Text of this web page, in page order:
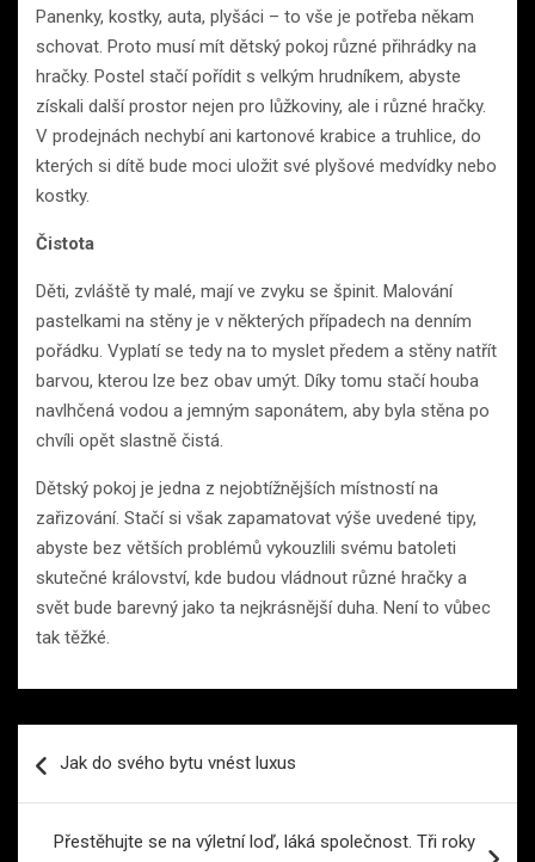
Panenky, kostky, auta, plyšáci – to vše je potřeba někam
schovat. Proto musí mít dětský pokoj různé přihrádky na
hračky. Postel stačí pořídit s velkým hrudníkem, abyste
získali další prostor nejen pro lůžkoviny, ale i různé hračky.
V prodejnách nechybí ani kartonové krabice a truhlice, do
kterých si dítě bude moci uložit své plyšové medvídky nebo
kostky.
Čistota
Děti, zvláště ty malé, mají ve zvyku se špinit. Malování
pastelkami na stěny je v některých případech na denním
pořádku. Vyplatí se tedy na to myslet předem a stěny natřít
barvou, kterou lze bez obav umýt. Díky tomu stačí houba
navlhčená vodou a jemným saponátem, aby byla stěna po
chvíli opět slastně čistá.
Dětský pokoj je jedna z nejobtížnějších místností na
zařizování. Stačí si však zapamatovat výše uvedené tipy,
abyste bez větších problémů vykouzlili svému batoleti
skutečné království, kde budou vládnout různé hračky a
svět bude barevný jako ta nejkrásnější duha. Není to vůbec
tak těžké.
proJak do svého bytu vnést luxus
Přestěhujte se na výletní loď, láká společnost. Tři roky